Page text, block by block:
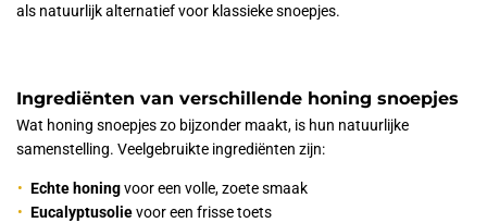
als natuurlijk alternatief voor klassieke snoepjes.
Ingrediënten van verschillende honing snoepjes
Wat honing snoepjes zo bijzonder maakt, is hun natuurlijke
samenstelling. Veelgebruikte ingrediënten zijn:
Echte honingvoor een volle, zoete smaak
Eucalyptusolievoor een frisse toets